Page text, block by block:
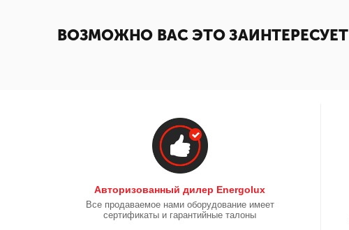
ВОЗМОЖНО ВАС ЭТО ЗАИНТЕРЕСУЕТ
Авторизованный дилер Energolux
Все продаваемое нами оборудование имеет
сертификаты и гарантийные талоны